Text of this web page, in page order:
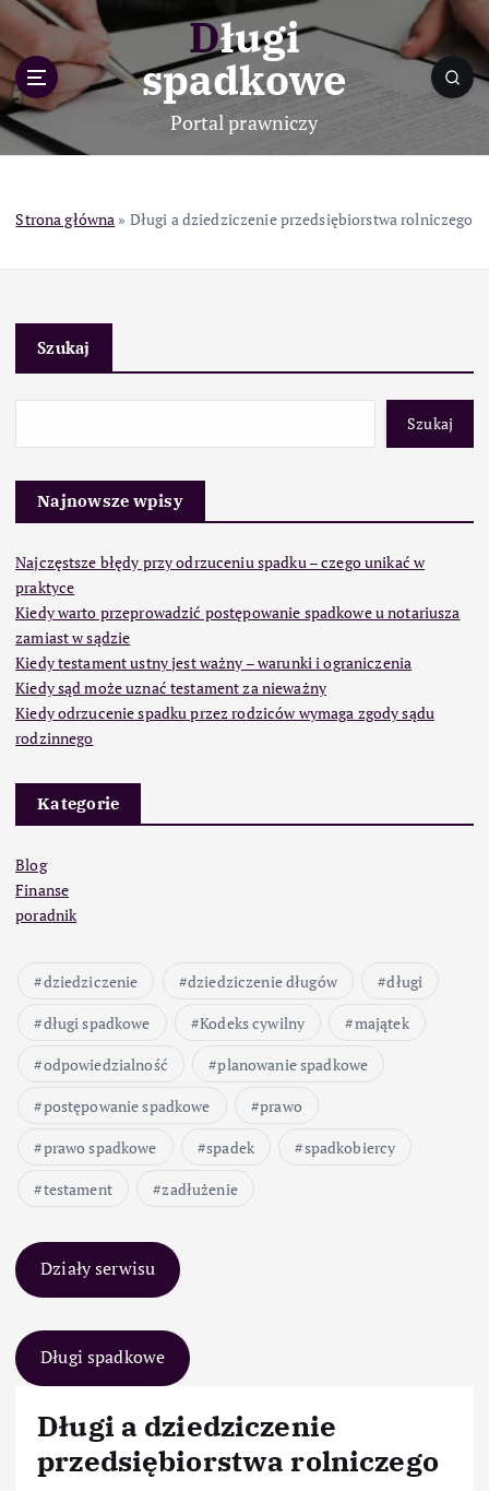
p
o
c
Długi
spadkowe
Portal prawniczy
Strona główna » Długi a dziedziczenie przedsiębiorstwa rolniczego
Szukaj
Szukaj
Najnowsze wpisy
Najczęstsze błędy przy odrzuceniu spadku – czego unikać w
praktyce
Kiedy warto przeprowadzić postępowanie spadkowe u notariusza
zamiast w sądzie
Kiedy testament ustny jest ważny – warunki i ograniczenia
Kiedy sąd może uznać testament za nieważny
Kiedy odrzucenie spadku przez rodziców wymaga zgody sądu
rodzinnego
Kategorie
Blog
Finanse
poradnik
dziedziczenie dziedziczenie długów
długi
długi spadkowe
Kodeks cywilny
majątek
odpowiedzialność
planowanie spadkowe
postępowanie spadkowe
prawo
prawo spadkowe
spadek
spadkobiercy
testament
zadłużenie
Działy serwisu
Długi spadkowe
Długi a dziedziczenie
przedsiębiorstwa rolniczego